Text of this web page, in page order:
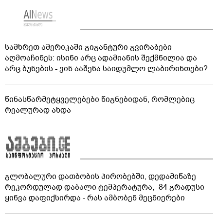
სამხრეთ ამერიკაში გიგანტური გვირაბები
აღმოაჩინეს: ისინი არც ადამიანის შექმნილია და
არც ბუნების - ვინ ააშენა საიდუმლო ლაბირინთები?
წინასწარმეტყველებები წიგნებიდან, რომლებიც
რეალურად ახდა
გლობალური დათბობის პირობებში, დედამიწაზე
რეკორდულად დაბალი ტემპერატურა, -84 გრადუსი
ყინვა დაფიქსირდა - რას ამბობენ მეცნიერები